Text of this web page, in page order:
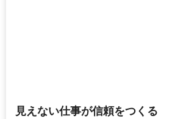
見えない仕事が信頼をつくる